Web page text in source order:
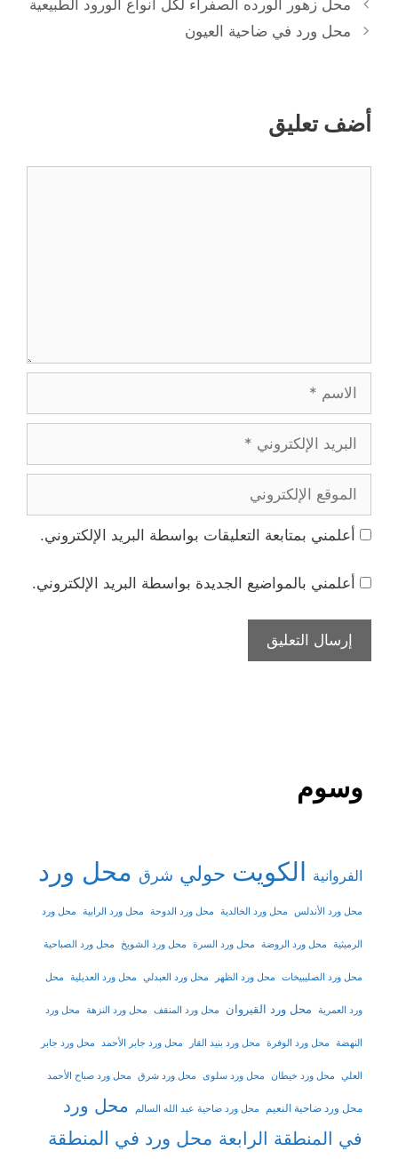
محل زهور الورده الصفراء لكل أنواع الورود الطبيعية
محل ورد في ضاحية العيون
أضف تعليق
الاسم
البريد
الإلكتروني
الموقع
الإلكتروني
أعلمني بمتابعة التعليقات بواسطة البريد الإلكتروني.
أعلمني بالمواضيع الجديدة بواسطة البريد الإلكتروني.
وسوم
الفروانية الكويت حولي شرق محل ورد
محل ورد الأندلس محل ورد الخالدية محل ورد الدوحة محل ورد الرابية محل ورد
الرميثية محل ورد الروضة محل ورد السرة محل ورد الشويخ محل ورد الصباحية
محل ورد الصليبيخات محل ورد الظهر محل ورد العبدلي محل ورد العديلية محل
ورد العمرية محل ورد القيروان محل ورد المنقف محل ورد النزهة محل ورد
النهضة محل ورد الوفرة محل ورد بنيد القار محل ورد جابر الأحمد محل ورد جابر
العلي محل ورد خيطان محل ورد سلوى محل ورد شرق محل ورد صباح الأحمد
محل ورد ضاحية النعيم محل ورد ضاحية عبد الله السالم
محل ورد
في المنطقة الرابعة محل ورد في المنطقة